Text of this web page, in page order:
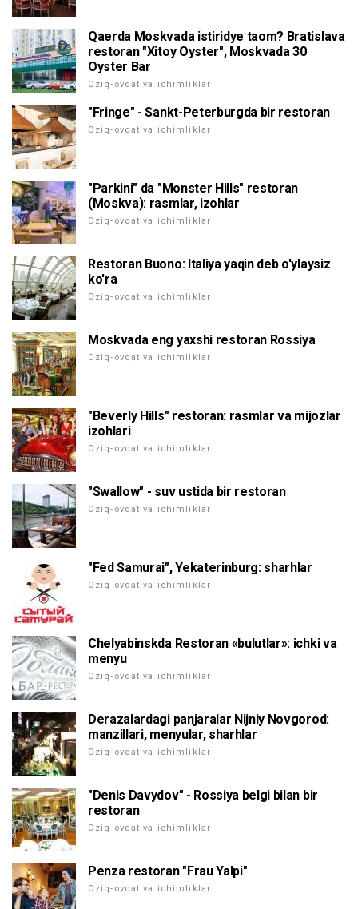
Qaerda Moskvada istiridye taom? Bratislava
restoran "Xitoy Oyster", Moskvada 30
Oyster Bar
Oziq-ovqat va ichimliklar
"Fringe" - Sankt-Peterburgda bir restoran
Oziq-ovqat va ichimliklar
"Parkini" da "Monster Hills" restoran
(Moskva): rasmlar, izohlar
Oziq-ovqat va ichimliklar
Restoran Buono: Italiya yaqin deb o'ylaysiz
ko'ra
Oziq-ovqat va ichimliklar
Moskvada eng yaxshi restoran Rossiya
Oziq-ovqat va ichimliklar
"Beverly Hills" restoran: rasmlar va mijozlar
izohlari
Oziq-ovqat va ichimliklar
"Swallow" - suv ustida bir restoran
Oziq-ovqat va ichimliklar
"Fed Samurai", Yekaterinburg: sharhlar
Oziq-ovqat va ichimliklar
Chelyabinskda Restoran «bulutlar»: ichki va
menyu
Oziq-ovqat va ichimliklar
Derazalardagi panjaralar Nijniy Novgorod:
manzillari, menyular, sharhlar
Oziq-ovqat va ichimliklar
"Denis Davydov" - Rossiya belgi bilan bir
restoran
Oziq-ovqat va ichimliklar
Penza restoran "Frau Yalpi"
Oziq-ovqat va ichimliklar